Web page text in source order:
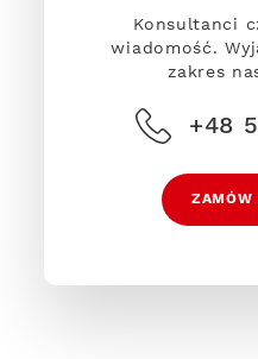
Konsultanci
wiadomość.
zakres
+48
ZAMÓW